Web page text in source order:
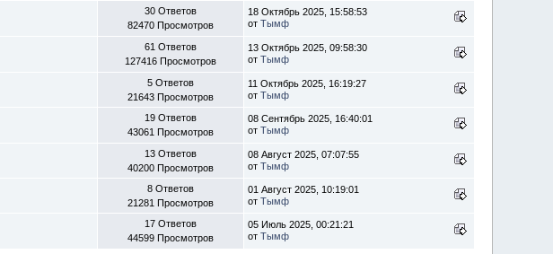
30 Ответов
82470 Просмотров
18 Октябрь 2025, 15:58:53
отТымф
61 Ответов
127416 Просмотров
13 Октябрь 2025, 09:58:30
отТымф
5 Ответов
21643 Просмотров
11 Октябрь 2025, 16:19:27
отТымф
19 Ответов
43061 Просмотров
08 Сентябрь 2025, 16:40:01
отТымф
13 Ответов
40200 Просмотров
08 Август 2025, 07:07:55
отТымф
8 Ответов
21281 Просмотров
01 Август 2025, 10:19:01
отТымф
17 Ответов
44599 Просмотров
05 Июль 2025, 00:21:21
отТымф